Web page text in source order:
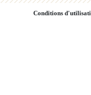
Conditions